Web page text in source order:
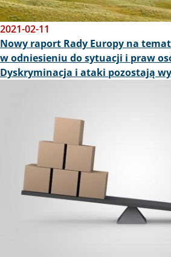
2021-02-11
Nowy raport Rady Europy na
w odniesieniu do sytuacji i praw
Dyskryminacja i ataki pozostają